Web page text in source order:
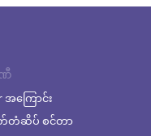
ဏီ
အကြောင်း
တံဆိပ် စင်တာ